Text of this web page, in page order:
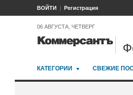
ВОЙТИ Регистрация
06 АВГУСТА, ЧЕТВЕРГ
КАТЕГОРИИ СВЕЖИЕ